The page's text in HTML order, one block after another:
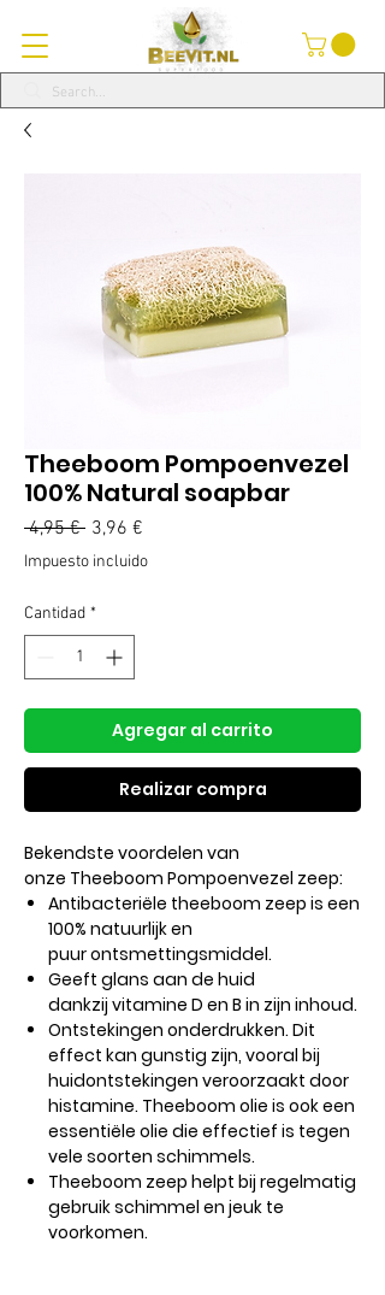
Theeboom Pompoenvezel
100% Natural soapbar
4,95 € Precio
3,96 €
de
Impuesto incluido
Cantidad *
Agregar al carrito
Realizar compra
Bekendste voordelen van
onze Theeboom Pompoenvezel zeep:
Antibacteriële theeboom zeep is een
100% natuurlijk en
puur ontsmettingsmiddel.
Geeft glans aan de huid
dankzij vitamine D en B in zijn inhoud.
Ontstekingen onderdrukken. Dit
effect kan gunstig zijn, vooral bij
huidontstekingen veroorzaakt door
histamine. Theeboom olie is ook een
essentiële olie die effectief is tegen
vele soorten schimmels.
Theeboom zeep helpt bij regelmatig
gebruik schimmel en jeuk te
voorkomen.